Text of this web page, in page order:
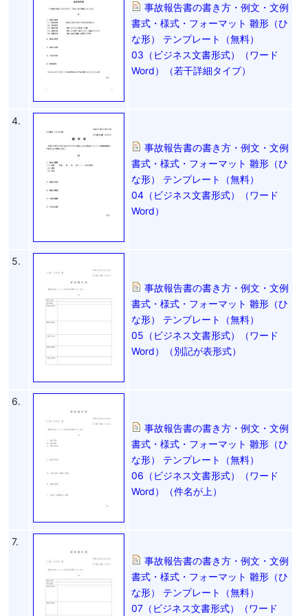
事故報告書の書き方・例文・文例
書式・様式・フォーマット 雛形（ひ
な形） テンプレート（無料）
03（ビジネス文書形式）（ワード
Word）（若干詳細タイプ）
4.
事故報告書の書き方・例文・文例
書式・様式・フォーマット 雛形（ひ
な形） テンプレート（無料）
04（ビジネス文書形式）（ワード
Word）
5.
事故報告書の書き方・例文・文例
書式・様式・フォーマット 雛形（ひ
な形） テンプレート（無料）
05（ビジネス文書形式）（ワード
Word）（別記が表形式）
6.
事故報告書の書き方・例文・文例
書式・様式・フォーマット 雛形（ひ
な形） テンプレート（無料）
06（ビジネス文書形式）（ワード
Word）（件名が上）
7.
事故報告書の書き方・例文・文例
書式・様式・フォーマット 雛形（ひ
な形） テンプレート（無料）
07（ビジネス文書形式）（ワード